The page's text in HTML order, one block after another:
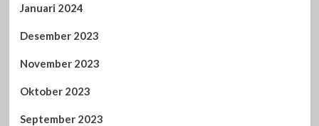
Januari 2024
Desember 2023
November 2023
Oktober 2023
September 2023